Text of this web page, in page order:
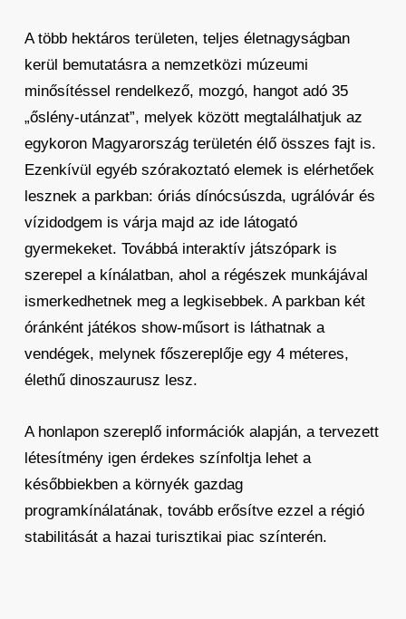
A több hektáros területen, teljes életnagyságban
kerül bemutatásra a nemzetközi múzeumi
minősítéssel rendelkező, mozgó, hangot adó 35
„őslény-utánzat”, melyek között megtalálhatjuk az
egykoron Magyarország területén élő összes fajt is.
Ezenkívül egyéb szórakoztató elemek is elérhetőek
lesznek a parkban: óriás dínócsúszda, ugrálóvár és
vízidodgem is várja majd az ide látogató
gyermekeket. Továbbá interaktív játszópark is
szerepel a kínálatban, ahol a régészek munkájával
ismerkedhetnek meg a legkisebbek. A parkban két
óránként játékos show-műsort is láthatnak a
vendégek, melynek főszereplője egy 4 méteres,
élethű dinoszaurusz lesz.
A honlapon szereplő információk alapján, a tervezett
létesítmény igen érdekes színfoltja lehet a
későbbiekben a környék gazdag
programkínálatának, tovább erősítve ezzel a régió
stabilitását a hazai turisztikai piac színterén.